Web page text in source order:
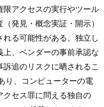
限アクセスの実行やツール
発見・概念実証・開示）
る可能性がある。独立し
、ベンダーの事前承認な
追のリスクに晒されるこ
り、コンピューターの電
セス罪に問える独自の